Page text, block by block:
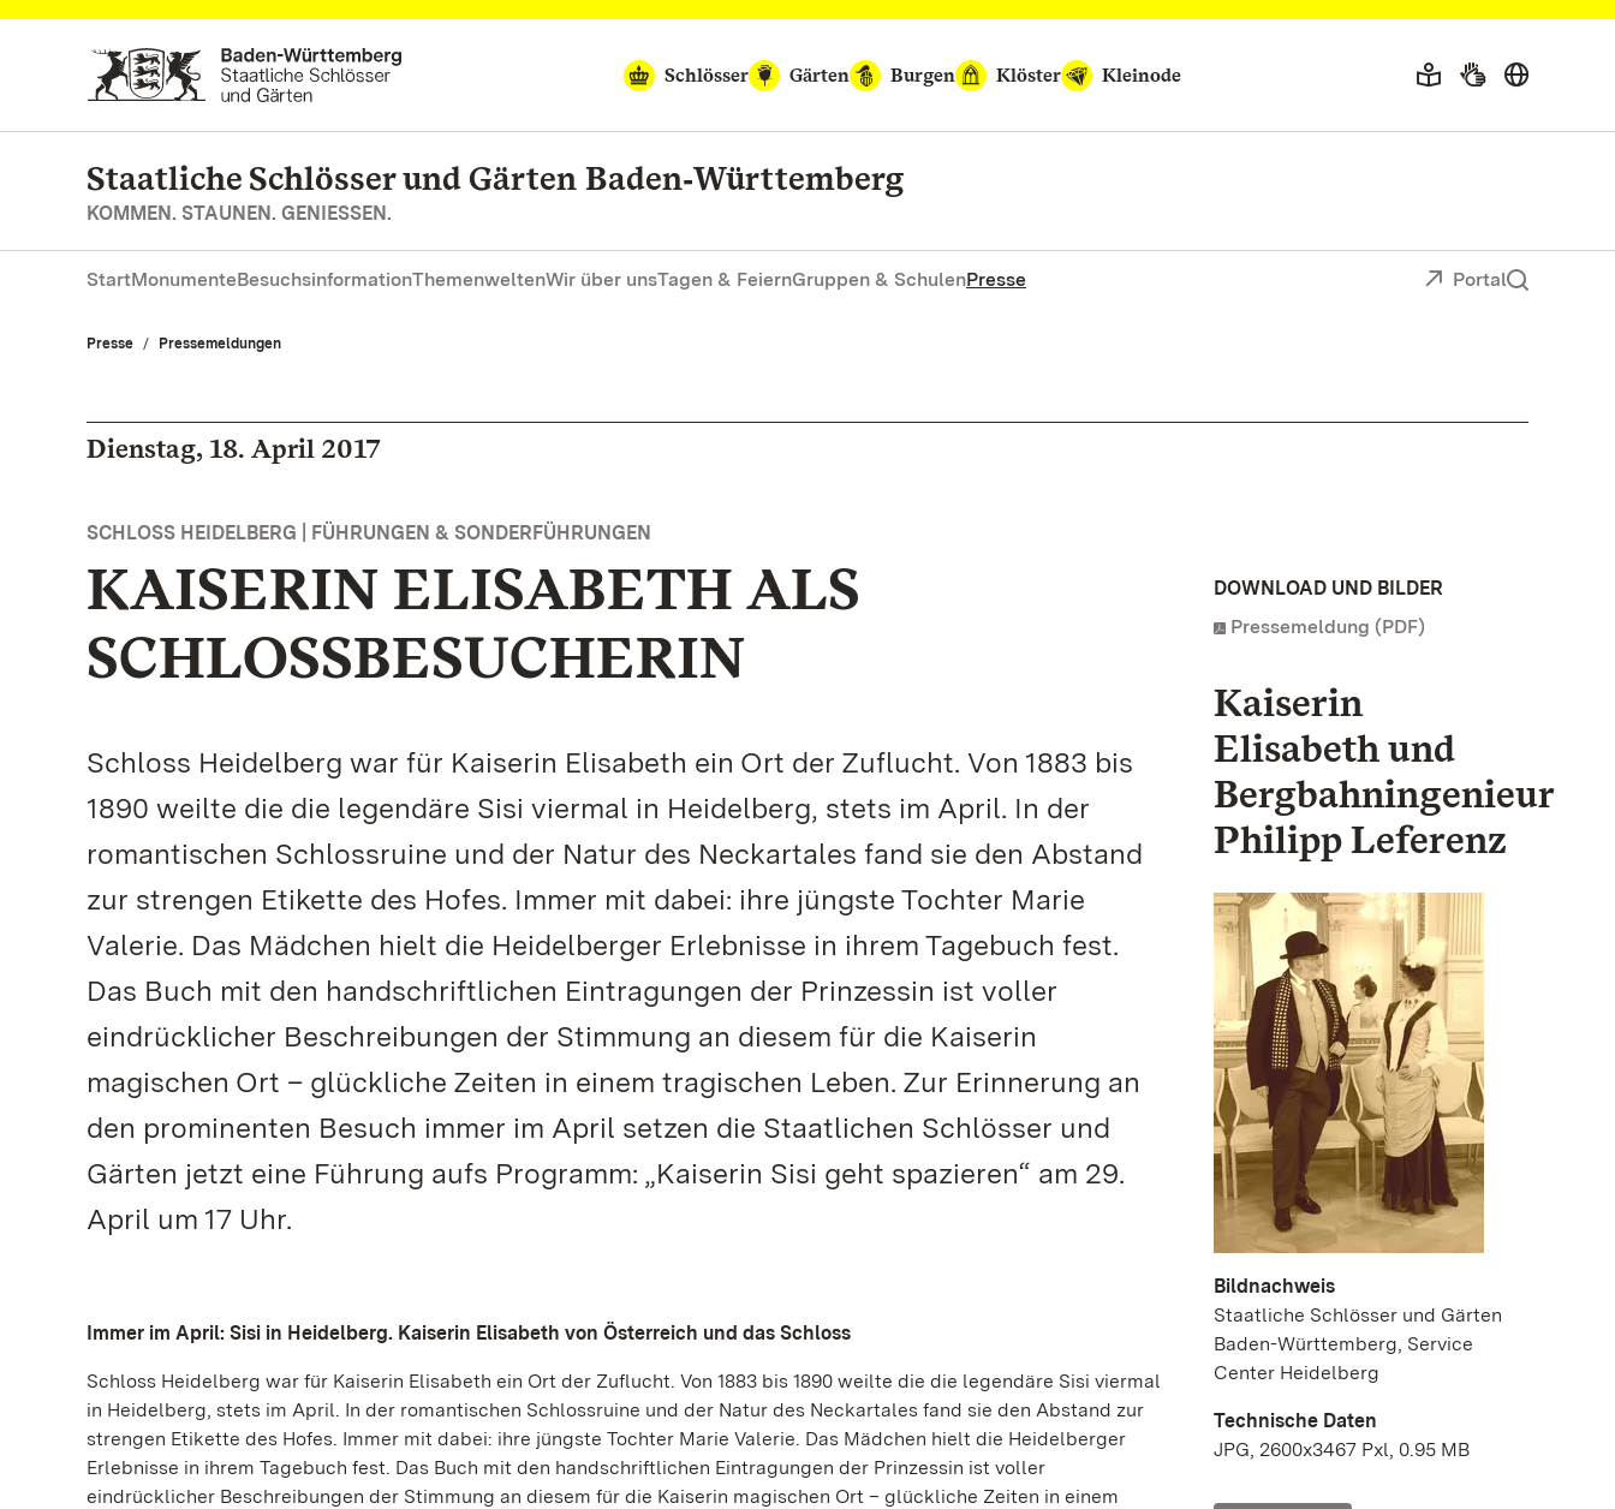
Zum Hauptinhalt springen
Schlösser
Gärten Burgen Klöster Kleinode
Staatliche Schlösser und Gärten Baden‑Württemberg
KOMMEN. STAUNEN. GENIESSEN.
StartMonumenteBesuchsinformationThemenweltenWir über unsTagen & FeiernGruppen & SchulenPresse Portal
Presse Pressemeldungen
Dienstag, 18. April 2017
SCHLOSS HEIDELBERG | FÜHRUNGEN & SONDERFÜHRUNGEN
KAISERIN ELISABETH ALS
SCHLOSSBESUCHERIN
Schloss Heidelberg war für Kaiserin Elisabeth ein Ort der Zuflucht. Von 1883 bis
1890 weilte die die legendäre Sisi viermal in Heidelberg, stets im April. In der
romantischen Schlossruine und der Natur des Neckartales fand sie den Abstand
zur strengen Etikette des Hofes. Immer mit dabei: ihre jüngste Tochter Marie
Valerie. Das Mädchen hielt die Heidelberger Erlebnisse in ihrem Tagebuch fest.
Das Buch mit den handschriftlichen Eintragungen der Prinzessin ist voller
eindrücklicher Beschreibungen der Stimmung an diesem für die Kaiserin
magischen Ort – glückliche Zeiten in einem tragischen Leben. Zur Erinnerung an
den prominenten Besuch immer im April setzen die Staatlichen Schlösser und
Gärten jetzt eine Führung aufs Programm: „Kaiserin Sisi geht spazieren“ am 29.
April um 17 Uhr.
Immer im April: Sisi in Heidelberg. Kaiserin Elisabeth von Österreich und das Schloss
Schloss Heidelberg war für Kaiserin Elisabeth ein Ort der Zuflucht. Von 1883 bis 1890 weilte die die legendäre Sisi viermal
in Heidelberg, stets im April. In der romantischen Schlossruine und der Natur des Neckartales fand sie den Abstand zur
strengen Etikette des Hofes. Immer mit dabei: ihre jüngste Tochter Marie Valerie. Das Mädchen hielt die Heidelberger
Erlebnisse in ihrem Tagebuch fest. Das Buch mit den handschriftlichen Eintragungen der Prinzessin ist voller
eindrücklicher Beschreibungen der Stimmung an diesem für die Kaiserin magischen Ort – glückliche Zeiten in einem
DOWNLOAD UND BILDER
Pressemeldung (PDF)
Kaiserin
Elisabeth und
Bergbahningenieur
Philipp Leferenz
Bildnachweis
Staatliche Schlösser und Gärten
Baden-Württemberg, Service
Center Heidelberg
Technische Daten
JPG, 2600x3467 Pxl, 0.95 MB